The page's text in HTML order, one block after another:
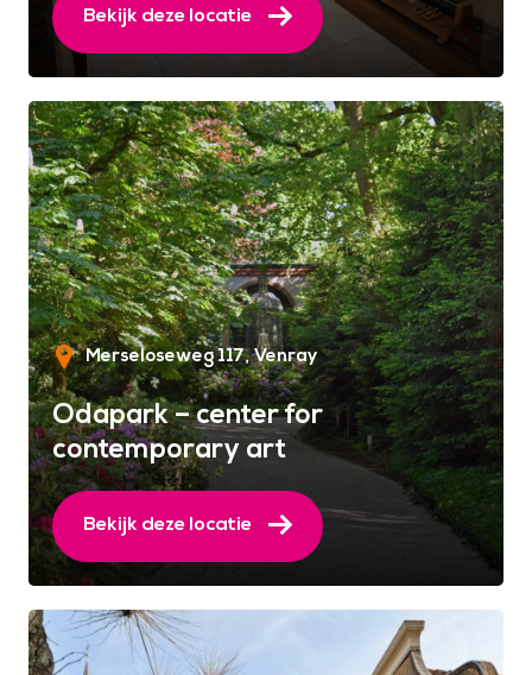
Bekijk deze locatie
Merseloseweg 117 Venray
Odapark – center for
contemporary art
Bekijk deze locatie